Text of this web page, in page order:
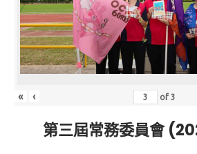
« ‹ of3
第三屆常務委員會